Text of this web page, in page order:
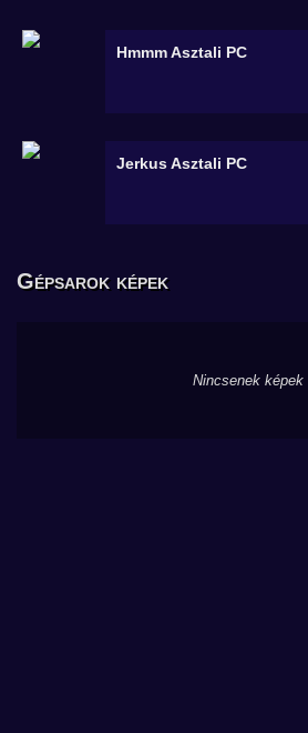
HmmmAsztali PC
JerkusAsztali PC
Gépsarok képek
Nincsenek képek